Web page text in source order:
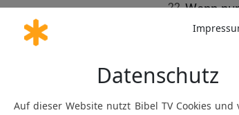
22 Wenn
Macht
des Zorns
23
damit
Gefäßen
bereitet hat?